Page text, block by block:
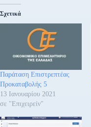
Σχετικά
Παράταση Επιστρεπτέας
Προκαταβολής 5
13 Ιανουαρίου 2021
σε "Επιχειρείν"